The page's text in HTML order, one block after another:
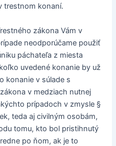
trestnom konaní.
zákona Vám v
neodporúčame použiť
páchateľa z miesta
uvedené konanie by už
konanie v súlade s
v medziach nutnej
prípadoch v zmysle §
teda aj civilným osobám,
tomu, kto bol pristihnutý
po ňom, ak je to